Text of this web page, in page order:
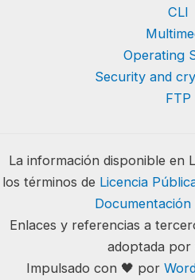
CLI
Operating
Security and
FTP
La información disponible en
los términos de Licencia
Documentación
Enlaces y referencias a
adoptada por
Impulsado con 🖤 por